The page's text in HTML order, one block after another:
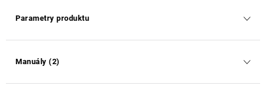
Parametry produktu
Manuály (2)